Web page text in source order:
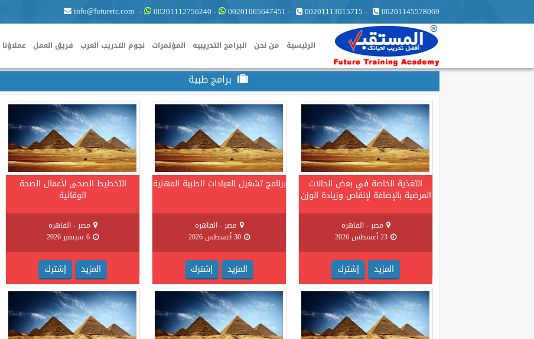
00201145578069
-
00201113015715
-
00201065647451
-
00201112756240
-
info@futuretc.com
الرئيسية من نحن البرامج التدريبيه المؤتمرات نجوم التدريب العرب فريق العمل عملاؤنا
برامج طبية
التغذية الخاصة في بعض الحالات
المرضية بالإضافة لإنقاص وزيادة الوزن
مصر - القاهره
23 أغسطس 2026
المزيد إشترك
برنامج تشغيل العيادات الطبية المهنية
مصر - القاهره
30 أغسطس 2026
المزيد إشترك
التخطيط الصحى لأعمال الصحة
الوقائية
مصر - القاهره
6 سبتمبر 2026
المزيد إشترك